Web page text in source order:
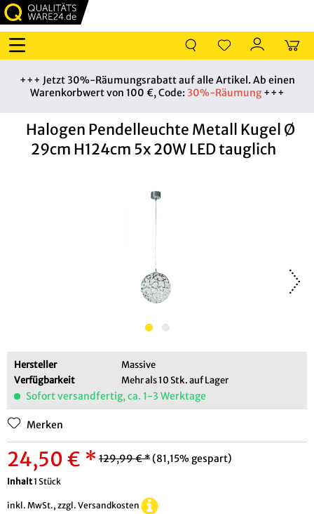
+++ Jetzt 30%-Räumungsrabatt auf alle Artikel. Ab einen
Warenkorbwert von 100 €, Code: 30%-Räumung+++
Halogen Pendelleuchte Metall Kugel Ø
29cm H124cm 5x 20W LED tauglich
Hersteller
Massive
Verfügbarkeit
Mehr als 10 Stk. auf Lager
Sofort versandfertig, ca. 1-3 Werktage
Merken
24,50 € * 129,99 € *(81,15% gespart)
Inhalt1 Stück
inkl. MwSt., zzgl. Versandkosten